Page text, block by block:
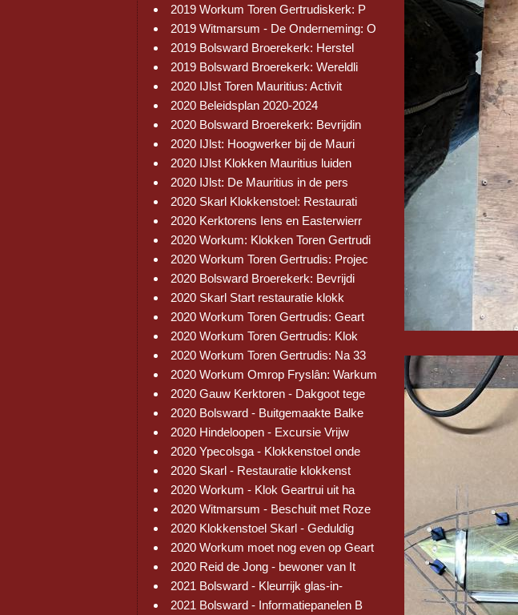
2019 Workum Toren Gertrudiskerk: P
2019 Witmarsum - De Onderneming: O
2019 Bolsward Broerekerk: Herstel
2019 Bolsward Broerekerk: Wereldli
2020 IJlst Toren Mauritius: Activit
2020 Beleidsplan 2020-2024
2020 Bolsward Broerekerk: Bevrijdin
2020 IJlst: Hoogwerker bij de Mauri
2020 IJlst Klokken Mauritius luiden
2020 IJlst: De Mauritius in de pers
2020 Skarl Klokkenstoel: Restaurati
2020 Kerktorens Iens en Easterwierr
2020 Workum: Klokken Toren Gertrudi
2020 Workum Toren Gertrudis: Projec
2020 Bolsward Broerekerk: Bevrijdi
2020 Skarl Start restauratie klokk
2020 Workum Toren Gertrudis: Geart
2020 Workum Toren Gertrudis: Klok
2020 Workum Toren Gertrudis: Na 33
2020 Workum Omrop Fryslân: Warkum
2020 Gauw Kerktoren - Dakgoot tege
2020 Bolsward - Buitgemaakte Balke
2020 Hindeloopen - Excursie Vrijw
2020 Ypecolsga - Klokkenstoel onde
2020 Skarl - Restauratie klokkenst
2020 Workum - Klok Geartrui uit ha
2020 Witmarsum - Beschuit met Roze
2020 Klokkenstoel Skarl - Geduldig
2020 Workum moet nog even op Geart
2020 Reid de Jong - bewoner van It
2021 Bolsward - Kleurrijk glas-in-
2021 Bolsward - Informatiepanelen B